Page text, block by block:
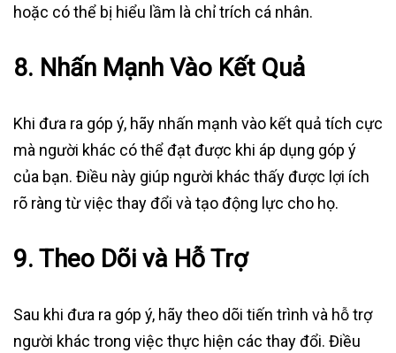
hoặc có thể bị hiểu lầm là chỉ trích cá nhân.
8. Nhấn Mạnh Vào Kết Quả
Khi đưa ra góp ý, hãy nhấn mạnh vào kết quả tích cực
mà người khác có thể đạt được khi áp dụng góp ý
của bạn. Điều này giúp người khác thấy được lợi ích
rõ ràng từ việc thay đổi và tạo động lực cho họ.
9. Theo Dõi và Hỗ Trợ
Sau khi đưa ra góp ý, hãy theo dõi tiến trình và hỗ trợ
người khác trong việc thực hiện các thay đổi. Điều